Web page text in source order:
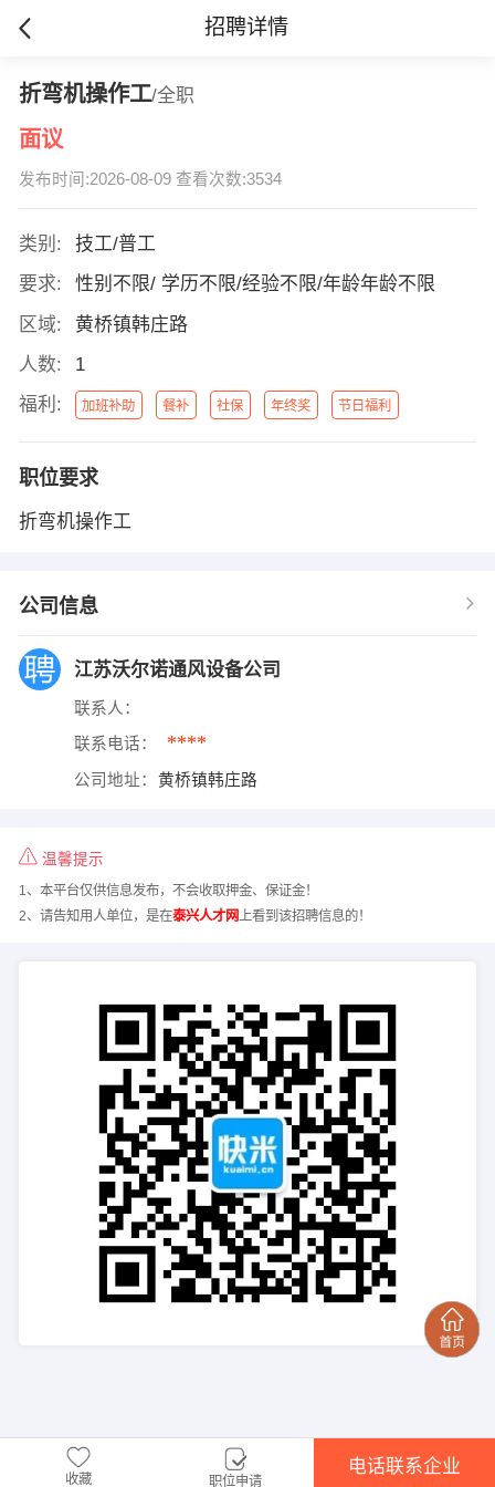
招聘详情
折弯机操作工/全职
面议
发布时间:2026-08-09 查看次数:3534
类别:
技工/普工
要求:
性别不限/ 学历不限/经验不限/年龄年龄不限
区域:
黄桥镇韩庄路
人数:
1
福利:
加班补助 餐补 社保 年终奖 节日福利
职位要求
折弯机操作工
公司信息
江苏沃尔诺通风设备公司
联系人：
联系电话： ****
公司地址： 黄桥镇韩庄路
温馨提示
1、本平台仅供信息发布，不会收取押金、保证金！
2、请告知用人单位，是在泰兴人才网 上看到该招聘信息的！
收藏 职位申请
电话联系企业